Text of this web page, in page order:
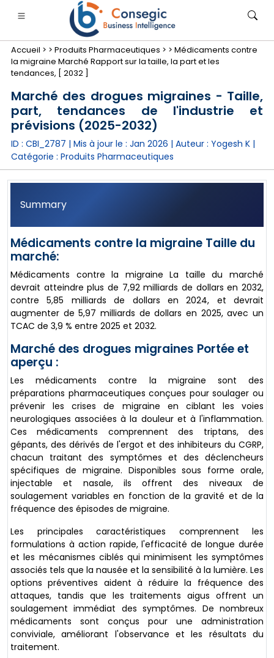
services financiers et assurance
• Biens de consommation
• Énergie et électricité
Accueil > > Produits Pharmaceutiques > > Médicaments contre
la migraine Marché Rapport sur la taille, la part et les
tendances, [ 2032 ]
Marché des drogues migraines - Taille,
part, tendances de l'industrie et
prévisions (2025-2032)
ID : CBI_2787 | Mis à jour le : Jan 2026 | Auteur : Yogesh K|
Catégorie : Produits Pharmaceutiques
Summary
Médicaments contre la migraine Taille du
marché:
Médicaments contre la migraine La taille du marché
devrait atteindre plus de 7,92 milliards de dollars en 2032,
contre 5,85 milliards de dollars en 2024, et devrait
augmenter de 5,97 milliards de dollars en 2025, avec un
TCAC de 3,9 % entre 2025 et 2032.
Marché des drogues migraines Portée et
aperçu :
Les médicaments contre la migraine sont des
préparations pharmaceutiques conçues pour soulager ou
prévenir les crises de migraine en ciblant les voies
neurologiques associées à la douleur et à l'inflammation.
Ces médicaments comprennent des triptans, des
gépants, des dérivés de l'ergot et des inhibiteurs du CGRP,
chacun traitant des symptômes et des déclencheurs
spécifiques de migraine. Disponibles sous forme orale,
injectable et nasale, ils offrent des niveaux de
soulagement variables en fonction de la gravité et de la
fréquence des épisodes de migraine.
Les principales caractéristiques comprennent les
formulations à action rapide, l'efficacité de longue durée
et les mécanismes ciblés qui minimisent les symptômes
associés tels que la nausée et la sensibilité à la lumière. Les
options préventives aident à réduire la fréquence des
attaques, tandis que les traitements aigus offrent un
soulagement immédiat des symptômes. De nombreux
médicaments sont conçus pour une administration
conviviale, améliorant l'observance et les résultats du
traitement.